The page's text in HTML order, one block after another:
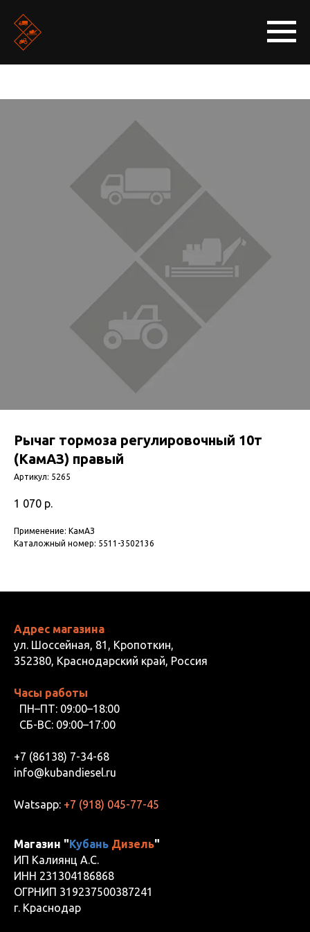
Рычаг тормоза регулировочный 10т
(КамАЗ) правый
Артикул: 5265
1 070 р.
Применение: КамАЗ
Каталожный номер: 5511-3502136
Адрес магазина
ул. Шоссейная, 81, Кропоткин,
352380, Краснодарский край, Россия
Часы работы
ПН–ПТ: 09:00–18:00
СБ-ВС: 09:00–17:00
+7 (86138) 7-34-68
info@kubandiesel.ru
Watsapp: +7 (918) 045-77-45
Магазин "Кубань Дизель"
ИП Калиянц А.С.
ИНН 231304186868
ОГРНИП 319237500387241
г. Краснодар